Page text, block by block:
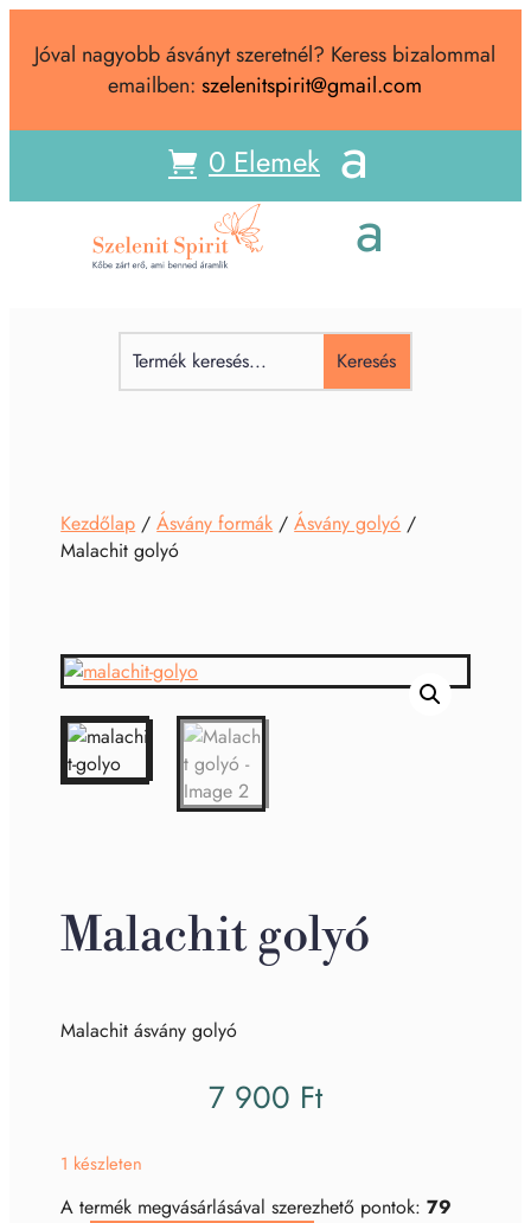
Jóval nagyobb ásványt szeretnél? Keress bizalommal
emailben: szelenitspirit@gmail.com
0 Elemek
Kezdőlap /Ásvány formák /Ásvány golyó /
Malachit golyó
Malachit golyó
Malachit ásvány golyó
7 900 Ft
1 készleten
A termék megvásárlásával szerezhető pontok:79